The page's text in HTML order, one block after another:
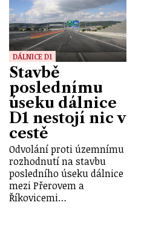
DÁLNICE D1
Stavbě
poslednímu
úseku dálnice
D1 nestojí nic v
cestě
Odvolání proti územnímu
rozhodnutí na stavbu
posledního úseku dálnice
mezi Přerovem a
Říkovicemi…